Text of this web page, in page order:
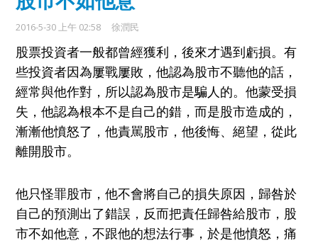
2016-5-30 上午 02:58 徐潤民
股票投資者一般都曾經獲利，後來才遇到虧損。有
些投資者因為屢戰屢敗 ，他認為股市不聽他的話 ，
經常與他作對 ，所以認為股市是騙人的。他蒙受損
失，他認為根本不是自己的錯 ，而是股市造成的，
漸漸他憤怒了，他責駡股市，他後悔、絕望，從此
離開股市。
他只怪罪股市 ，他不會將自己的損失原因，歸咎於
自己的預測出了錯誤 ， 反而把責任歸咎給股市，股
市不如他意 ，不跟他的想法行事 ，於是他憤怒 ，痛